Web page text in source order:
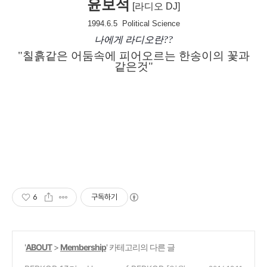
윤보석 [라디오 DJ]
1994.6.5 Political Science
나에게 라디오란??
"칠흙같은 어둠속에 피어오르는 한송이의 꽃과
같은것"
6 구독하기
'ABOUT> Membership' 카테고리의 다른 글